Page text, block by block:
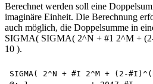
Berechnet werden soll eine
imaginäre Einheit. Die Berechnung
auch möglich, die Doppelsumme in
SIGMA( SIGMA( 2^N + #1 2^M +
10 ).
SIGMA( 2^N + #I 2^M + (2-